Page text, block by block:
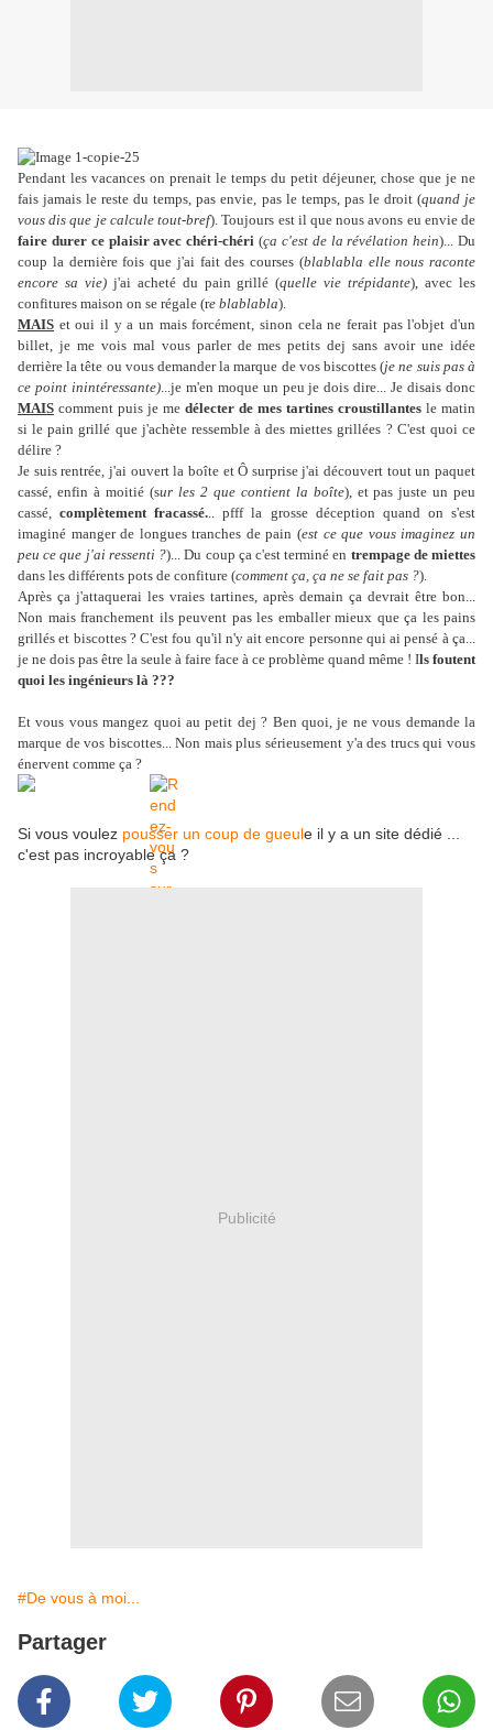
Pendant les vacances on prenait le temps du petit déjeuner, chose que je ne
fais jamais le reste du temps, pas envie, pas le temps, pas le droit (quand je
vous dis que je calcule tout-bref). Toujours est il que nous avons eu envie de
faire durer ce plaisir avec chéri-chéri (ça c'est de la révélation hein)... Du
coup la dernière fois que j'ai fait des courses (blablabla elle nous raconte
encore sa vie)j'ai acheté du pain grillé (quelle vie trépidante), avec les
confitures maison on se régale (re blablabla).
MAIS et oui il y a un mais forcément, sinon cela ne ferait pas l'objet d'un
billet, je me vois mal vous parler de mes petits dej sans avoir une idée
derrière la tête ou vous demander la marque de vos biscottes (je ne suis pas à
ce point inintéressante)...je m'en moque un peu je dois dire... Je disais donc
MAIS comment puis je me délecter de mes tartines croustillantes le matin
si le pain grillé que j'achète ressemble à des miettes grillées ? C'est quoi ce
délire ?
Je suis rentrée, j'ai ouvert la boîte et Ô surprise j'ai découvert tout un paquet
cassé, enfin à moitié (sur les 2 que contient la boîte), et pas juste un peu
cassé,complètement fracassé... pfff la grosse déception quand on s'est
imaginé manger de longues tranches de pain (est ce que vous imaginez un
peu ce que j'ai ressenti ?)... Du coup ça c'est terminé en trempage de miettes
dans les différents pots de confiture (comment ça, ça ne se fait pas ?).
Après ça j'attaquerai les vraies tartines, après demain ça devrait être bon...
Non mais franchement ils peuvent pas les emballer mieux que ça les pains
grillés et biscottes ? C'est fou qu'il n'y ait encore personne qui ai pensé à ça...
je ne dois pas être la seule à faire face à ce problème quand même ! Ils foutent
quoi les ingénieurs là ???
Et vous vous mangez quoi au petit dej ? Ben quoi, je ne vous demande la
marque de vos biscottes... Non mais plus sérieusement y'a des trucs qui vous
énervent comme ça ?
Si vous voulez pousser un coup de gueule il y a un site dédié ...
c'est pas incroyable ça ?
Publicité
#De vous à moi...
Partager